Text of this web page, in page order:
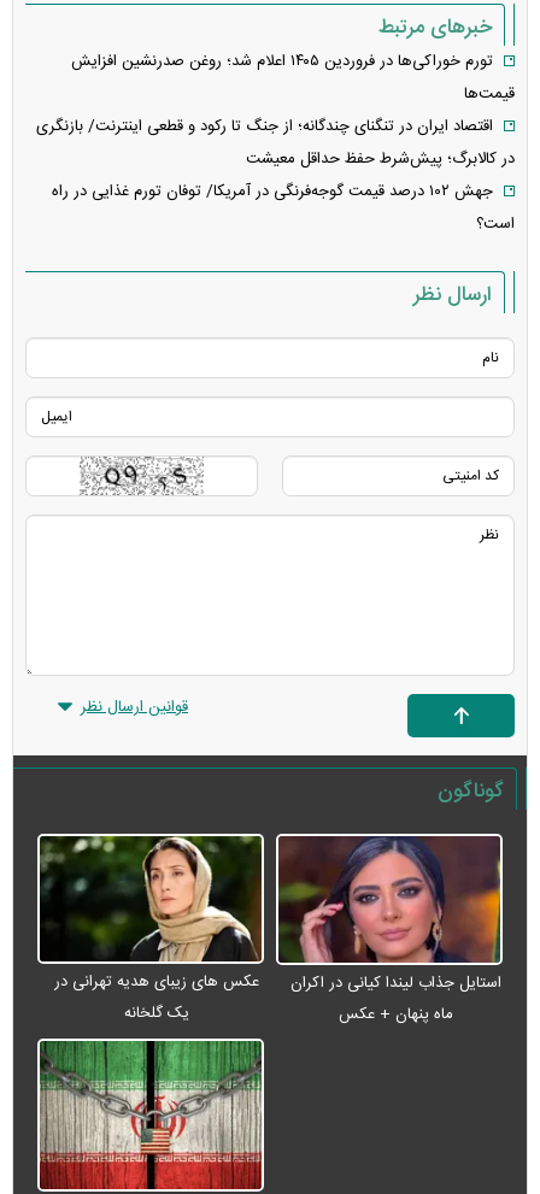
خبرهای مرتبط
تورم خوراکی‌ها در فروردین ۱۴۰۵ اعلام شد؛ روغن صدرنشین افزایش
قیمت‌ها
اقتصاد ایران در تنگنای چندگانه؛ از جنگ تا رکود و قطعی اینترنت/ بازنگری
در کالابرگ؛ پیش‌شرط حفظ حداقل معیشت
جهش ۱۰۲ درصد قیمت گوجه‌فرنگی در آمریکا/ توفان تورم غذایی در راه
است؟
ارسال نظر
قوانین ارسال نظر
گوناگون
استایل جذاب لیندا کیانی در اکران
ماه پنهان + عکس
عکس های زیبای هدیه تهرانی در
یک گلخانه